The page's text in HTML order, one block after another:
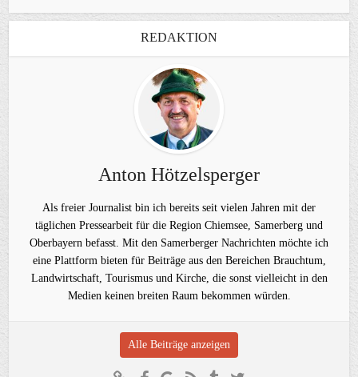
REDAKTION
Anton Hötzelsperger
Als freier Journalist bin ich bereits seit vielen Jahren mit der
täglichen Pressearbeit für die Region Chiemsee, Samerberg und
Oberbayern befasst. Mit den Samerberger Nachrichten möchte ich
eine Plattform bieten für Beiträge aus den Bereichen Brauchtum,
Landwirtschaft, Tourismus und Kirche, die sonst vielleicht in den
Medien keinen breiten Raum bekommen würden.
Alle Beiträge anzeigen